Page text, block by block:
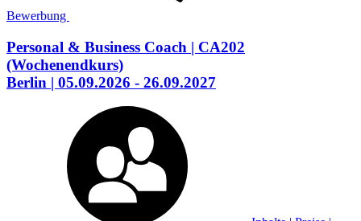
Bewerbung
Personal & Business Coach | CA202
(Wochenendkurs)
Berlin | 05.09.2026 - 26.09.2027